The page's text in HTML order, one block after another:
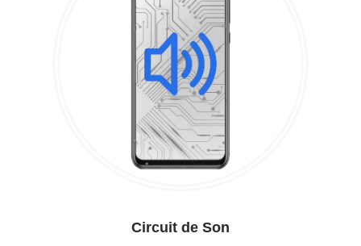
Circuit de Son